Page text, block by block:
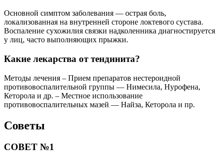
Основной симптом заболевания — острая боль,
локализованная на внутренней стороне локтевого сустава.
Воспаление сухожилия связки надколенника диагностируется
у лиц, часто выполняющих прыжки.
Какие лекарства от тендинита?
Методы лечения – Прием препаратов нестероидной
противовоспалительной группы — Нимесила, Нурофена,
Кеторола и др. – Местное использование
противовоспалительных мазей — Найза, Кеторола и пр.
Советы
СОВЕТ №1